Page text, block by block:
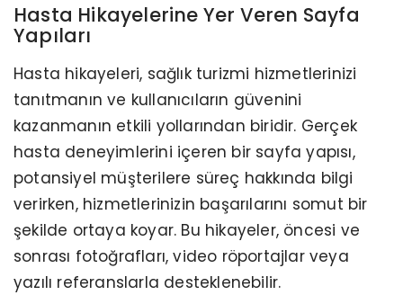
Hasta Hikayelerine Yer Veren Sayfa
Yapıları
Hasta hikayeleri, sağlık turizmi hizmetlerinizi
tanıtmanın ve kullanıcıların güvenini
kazanmanın etkili yollarından biridir. Gerçek
hasta deneyimlerini içeren bir sayfa yapısı,
potansiyel müşterilere süreç hakkında bilgi
verirken, hizmetlerinizin başarılarını somut bir
şekilde ortaya koyar. Bu hikayeler, öncesi ve
sonrası fotoğrafları, video röportajlar veya
yazılı referanslarla desteklenebilir.